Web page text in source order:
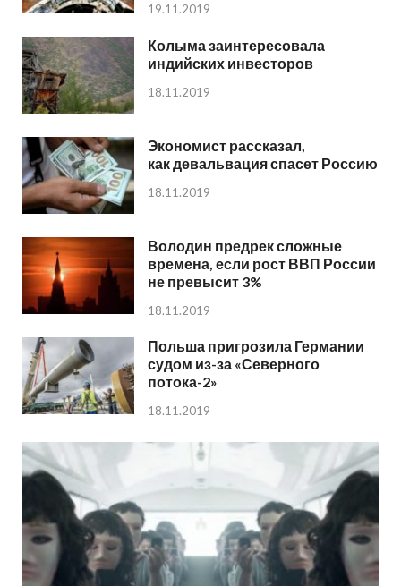
19.11.2019
Колыма заинтересовала
индийских инвесторов
18.11.2019
Экономист рассказал,
как девальвация спасет Россию
18.11.2019
Володин предрек сложные
времена, если рост ВВП России
не превысит 3%
18.11.2019
Польша пригрозила Германии
судом из-за «Северного
потока-2»
18.11.2019